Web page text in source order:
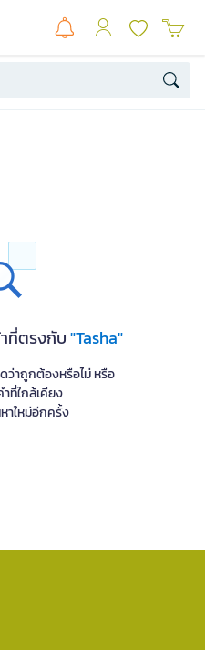
ที่ตรงกับ"Tasha"
ว่าถูกต้องหรือไม่ หรือ
ที่ใกล้เคียง
ใหม่อีกครั้ง